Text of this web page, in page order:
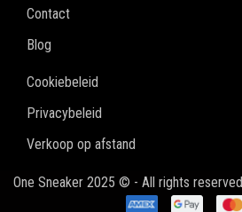
Contact
Blog
Cookiebeleid
Privacybeleid
Verkoop op afstand
One Sneaker 2025 © - All rights reserved